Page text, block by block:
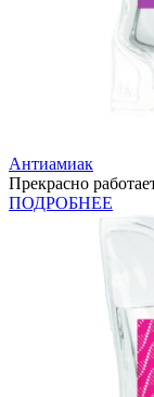
Антиамиак
Прекрасно
ПОДРОБНЕЕ